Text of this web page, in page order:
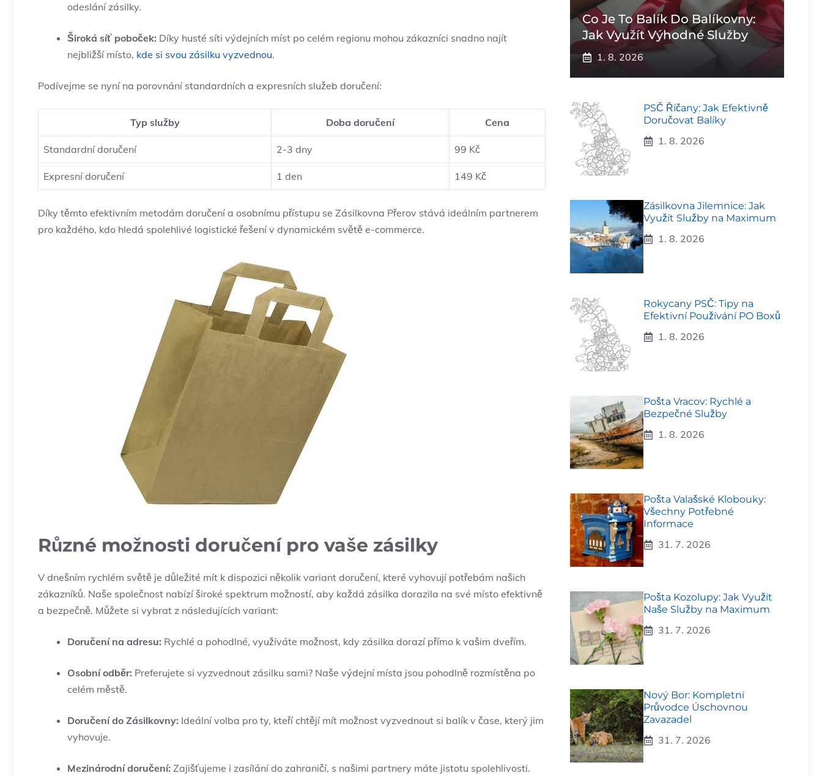
odeslání zásilky.
Široká síť poboček: Díky husté síti výdejních míst po celém regionu mohou zákazníci snadno najít
nejbližší místo, kde si svou zásilku vyzvednou.
Podívejme se nyní na porovnání standardních a expresních služeb doručení:
Typ služby Doba doručení Cena
Standardní doručení 2-3 dny 99 Kč
Expresní doručení 1 den 149 Kč
Díky těmto efektivním metodám doručení a osobnímu přístupu se Zásilkovna Přerov stává ideálním partnerem
pro každého, kdo hledá spolehlivé logistické řešení v dynamickém světě e-commerce.
Různé možnosti doručení pro vaše zásilky
V dnešním rychlém světě je důležité mít k dispozici několik variant doručení, které vyhovují potřebám našich
zákazníků. Naše společnost nabízí široké spektrum možností, aby každá zásilka dorazila na své místo efektivně
a bezpečně. Můžete si vybrat z následujících variant:
Doručení na adresu: Rychlé a pohodlné, využíváte možnost, kdy zásilka dorazí přímo k vašim dveřím.
Osobní odběr: Preferujete si vyzvednout zásilku sami? Naše výdejní místa jsou pohodlně rozmístěna po
celém městě.
Doručení do Zásilkovny: Ideální volba pro ty, kteří chtějí mít možnost vyzvednout si balík v čase, který jim
vyhovuje.
Mezinárodní doručení: Zajišťujeme i zasílání do zahraničí, s našimi partnery máte jistotu spolehlivosti.
Co Je To Balík Do Balíkovny:
Jak Využít Výhodné Služby
1. 8. 2026
PSČ Říčany: Jak Efektivně
Doručovat Balíky
1. 8. 2026
Zásilkovna Jilemnice: Jak
Využít Služby na Maximum
1. 8. 2026
Rokycany PSČ: Tipy na
Efektivní Používání PO Boxů
1. 8. 2026
Pošta Vracov: Rychlé a
Bezpečné Služby
1. 8. 2026
Pošta Valašské Klobouky:
Všechny Potřebné
Informace
31. 7. 2026
Pošta Kozolupy: Jak Využít
Naše Služby na Maximum
31. 7. 2026
Nový Bor: Kompletní
Průvodce Úschovnou
Zavazadel
31. 7. 2026